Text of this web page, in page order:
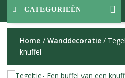
CATEGORIEËN
Home/ Wanddecoratie/
knuffel